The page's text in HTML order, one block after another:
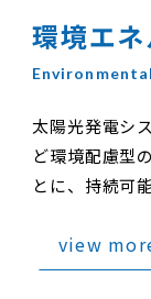
環境エ
太陽光発電シ
ど環境配慮型
とに、持続可
view